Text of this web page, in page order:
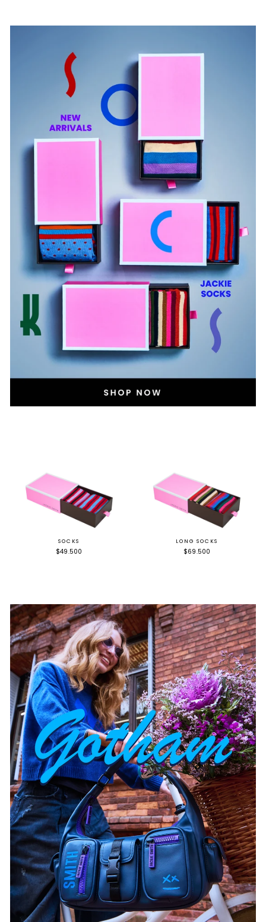
SOCKS
$49.500
LONG SOCKS
$69.500